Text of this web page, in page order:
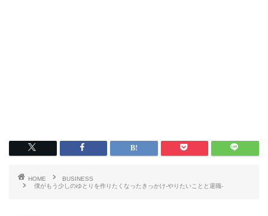
HOME
BUSINESS
僕がもう少しのゆとりを作りたくなったきっかけ-やりたいことと退職-